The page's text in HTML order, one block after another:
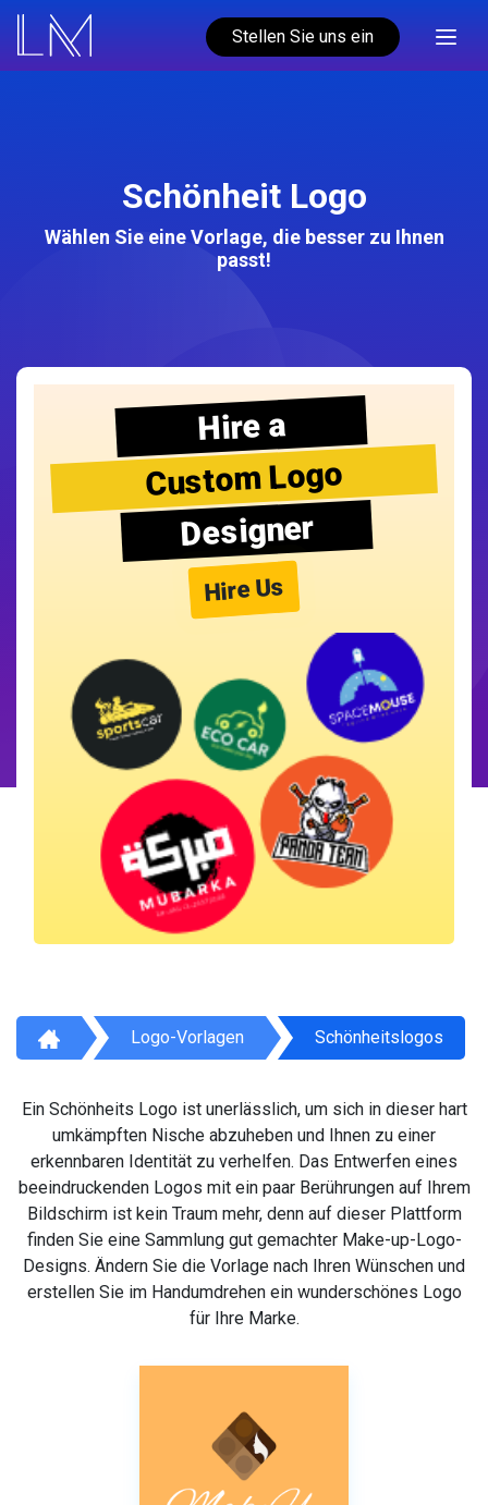
Stellen Sie uns ein
Schönheit Logo
Wählen Sie eine Vorlage, die besser zu Ihnen
passt!
Hire a
Custom Logo
Designer
Hire Us
Logo-Vorlagen Schönheitslogos
Ein Schönheits Logo ist unerlässlich, um sich in dieser hart
umkämpften Nische abzuheben und Ihnen zu einer
erkennbaren Identität zu verhelfen. Das Entwerfen eines
beeindruckenden Logos mit ein paar Berührungen auf Ihrem
Bildschirm ist kein Traum mehr, denn auf dieser Plattform
finden Sie eine Sammlung gut gemachter Make-up-Logo-
Designs. Ändern Sie die Vorlage nach Ihren Wünschen und
erstellen Sie im Handumdrehen ein wunderschönes Logo
für Ihre Marke.